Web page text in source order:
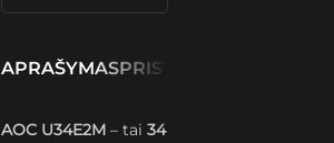
APRAŠYMASPRISTATYMAS IR
AOC U34E2M – tai34